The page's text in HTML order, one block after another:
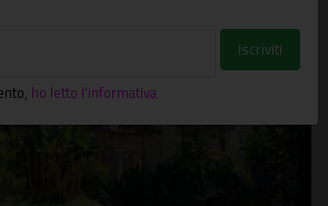
, ho letto l'informativa